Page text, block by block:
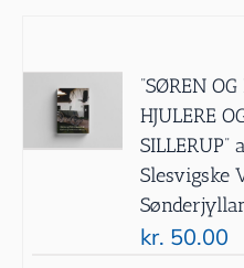
”SØREN
HJULERE
SILLERUP”
Slesvigske
kr. 50.00